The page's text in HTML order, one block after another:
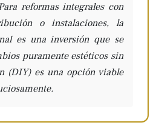
reformas integrales con
o instalaciones, la
es una inversión que se
puramente estéticos sin
(DIY) es una opción viable